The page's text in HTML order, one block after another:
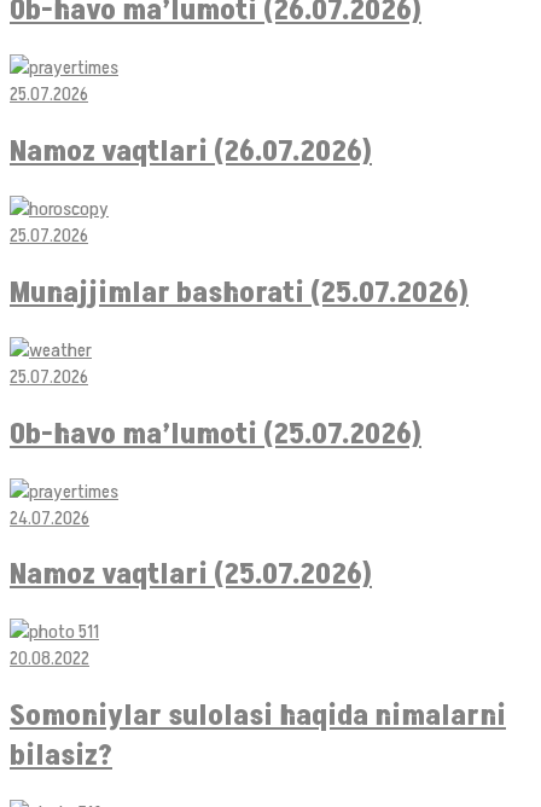
Ob-havo ma’lumoti (26.07.2026)
25.07.2026
Namoz vaqtlari (26.07.2026)
25.07.2026
Munajjimlar bashorati (25.07.2026)
25.07.2026
Ob-havo ma’lumoti (25.07.2026)
24.07.2026
Namoz vaqtlari (25.07.2026)
20.08.2022
Somoniylar sulolasi haqida nimalarni
bilasiz?